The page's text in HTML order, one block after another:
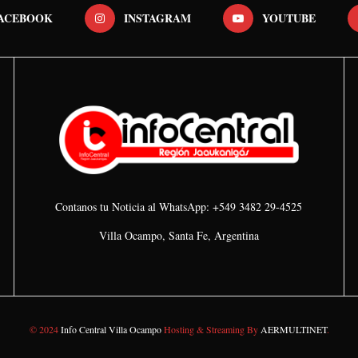
INSTAGRAM YOUTUBE
Contanos tu Noticia al WhatsApp: +549 3482 29-4525
Villa Ocampo, Santa Fe, Argentina
© 2024Info Central Villa OcampoHosting & Streaming ByAERMULTINET.